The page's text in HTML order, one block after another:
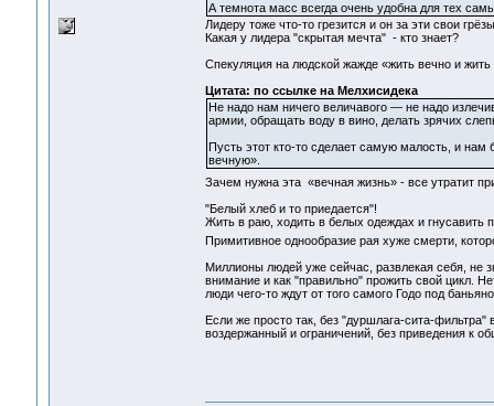
А темнота масс всегда очень удобна для тех
Лидеру тоже что-то грезится и он за эти свои
Какая у лидера "скрытая мечта" - кто знает?
Спекуляция на людской жажде «жить вечно и
Цитата: по ссылке на Мелхисидека
Не надо нам ничего величавого — не надо
армии, обращать воду в вино, делать зрячих
Пусть этот кто-то сделает самую малость, и
вечную».
Зачем нужна эта «вечная жизнь» - все утратит
"Белый хлеб и то приедается"!
Жить в раю, ходить в белых одеждах и гнусавить
Примитивное однообразие рая хуже смерти,
Миллионы людей уже сейчас, развлекая себя, не
внимание и как "правильно" прожить свой цикл.
люди чего-то ждут от того самого Годо под
Если же просто так, без "дуршлага-сита-
воздержанный и ограничений, без приведения к